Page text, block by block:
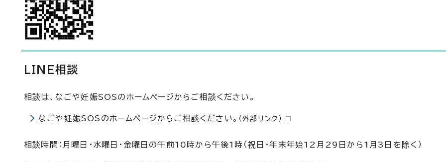
LINE相談
相談は、なごや妊娠SOSのホームページからご相談ください。
なごや妊娠SOSのホームページからご相談ください。 （外部リンク）
相談時間：月曜日・水曜日・金曜日の午前10時から午後1時（祝日・年末年始12月29日から1月3日を除く）